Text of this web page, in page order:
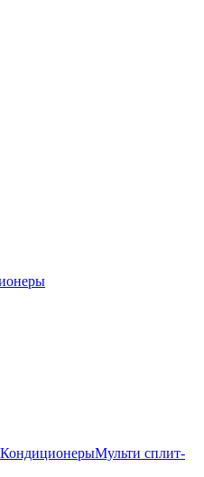
Мульти сплит-